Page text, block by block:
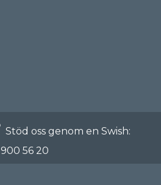
Stöd oss genom en Swish:
900 56 20